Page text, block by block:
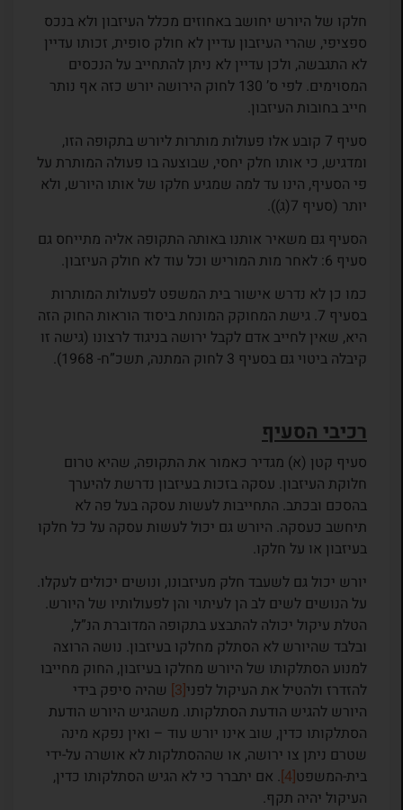
חלקו של היורש יחושב באחוזים מכלל העיזבון ולא בנכס
ספציפי, שהרי העיזבון עדיין לא חולק סופית, זכותו עדיין
לא התגבשה, ולכן עדיין לא ניתן להתחייב על הנכסים
המסוימים. לפי ס’ 130 לחוק הירושה יורש כזה אף נותר
חייב בחובות העיזבון.
סעיף 7 קובע אלו פעולות מותרות ליורש בתקופה הזו,
ומדגיש, כי אותו חלק יחסי, שבוצעה בו פעולה המותרת על
פי הסעיף, הינו עד למה שמגיע חלקו של אותו היורש, ולא
יותר (סעיף 7(ג)).
הסעיף גם משאיר אותנו באותה התקופה אליה מתייחס גם
סעיף 6: לאחר מות המוריש וכל עוד לא חולק העיזבון.
כמו כן לא נדרש אישור בית המשפט לפעולות המותרות
בסעיף 7. גישת המחוקק המונחת ביסוד הוראות החוק הזה
היא, שאין לחייב אדם לקבל ירושה בניגוד לרצונו (גישה זו
קיבלה ביטוי גם בסעיף 3 לחוק המתנה, תשכ”ח- 1968).
רכיבי הסעיף
סעיף קטן (א) מגדיר כאמור את התקופה, שהיא טרום
חלוקת העיזבון. עסקה בזכות בעיזבון נדרשת להיערך
בהסכם ובכתב. התחייבות לעשות עסקה בעל פה לא
תיחשב כעסקה. היורש גם יכול לעשות עסקה על כל חלקו
בעיזבון או על חלקו.
יורש יכול גם לשעבד חלק מעיזבונו, ונושים יכולים לעקלו.
על הנושים לשים לב הן לעיתוי והן לפעולותיו של היורש.
הטלת עיקול יכולה להתבצע בתקופה המדוברת הנ”ל,
ובלבד שהיורש לא הסתלק מחלקו בעיזבון. נושה הרוצה
למנוע הסתלקותו של היורש מחלקו בעיזבון, החוק מחייבו
להזדרז ולהטיל את העיקול לפני[3] שהיה סיפק בידי
היורש להגיש הודעת הסתלקותו. משהגיש היורש הודעת
הסתלקותו כדין, שוב אינו יורש עוד – ואין נפקא מינה
שטרם ניתן צו ירושה, או שההסתלקות לא אושרה על-ידי
בית-המשפט[4] . אם יתברר כי לא הגיש הסתלקותו כדין,
העיקול יהיה תקף.